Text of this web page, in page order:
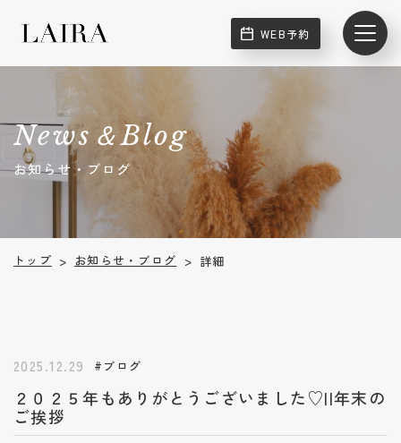
WEB予約
News＆Blog
お知らせ・ブログ
トップ > お知らせ・ブログ > 詳細
2025.12.29 #ブログ
２０２５年もありがとうございました♡||年末の
ご挨拶